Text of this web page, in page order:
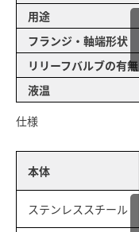
用途
フランジ・軸端形状
リリーフバルブの有無
液温
仕様
本体
ステンレススチール